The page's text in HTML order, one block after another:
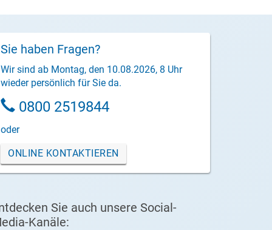
Sie haben Fragen?
Wir sind ab Montag, den 10.08.2026, 8 Uhr
wieder persönlich für Sie da.
0800 2519844
oder
ONLINE KONTAKTIEREN
Sie auch unsere Social-
Kanäle: